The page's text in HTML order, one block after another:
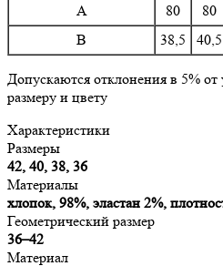
A
80 80
B
38,5 40,5
Допускаются отклонения в 5%
размеру и цвету
Характеристики
Размеры
42, 40, 38, 36
Материалы
хлопок, 98%, эластан 2%,
Геометрический размер
36–42
Материал